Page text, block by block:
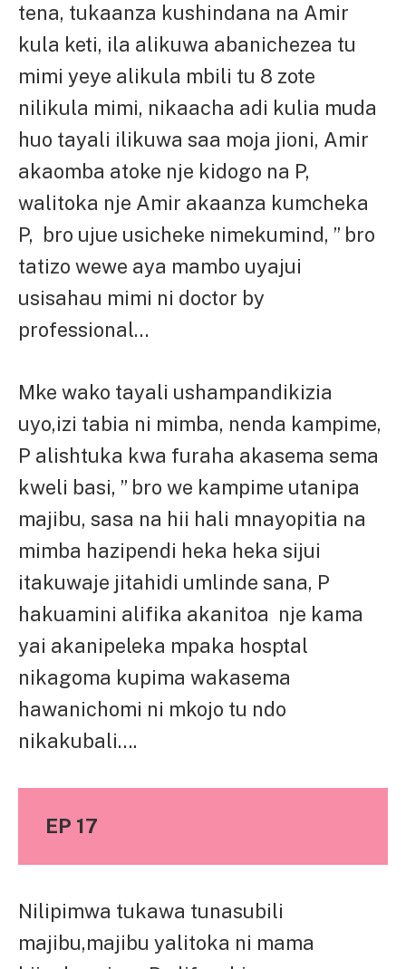
tena, tukaanza kushindana na Amir
kula keti, ila alikuwa abanichezea tu
mimi yeye alikula mbili tu 8 zote
nilikula mimi, nikaacha adi kulia muda
huo tayali ilikuwa saa moja jioni, Amir
akaomba atoke nje kidogo na P,
walitoka nje Amir akaanza kumcheka
P, bro ujue usicheke nimekumind, ” bro
tatizo wewe aya mambo uyajui
usisahau mimi ni doctor by
professional…
Mke wako tayali ushampandikizia
uyo,izi tabia ni mimba, nenda kampime,
P alishtuka kwa furaha akasema sema
kweli basi, ” bro we kampime utanipa
majibu, sasa na hii hali mnayopitia na
mimba hazipendi heka heka sijui
itakuwaje jitahidi umlinde sana, P
hakuamini alifika akanitoa nje kama
yai akanipeleka mpaka hosptal
nikagoma kupima wakasema
hawanichomi ni mkojo tu ndo
nikakubali….
EP 17
Nilipimwa tukawa tunasubili
majibu,majibu yalitoka ni mama